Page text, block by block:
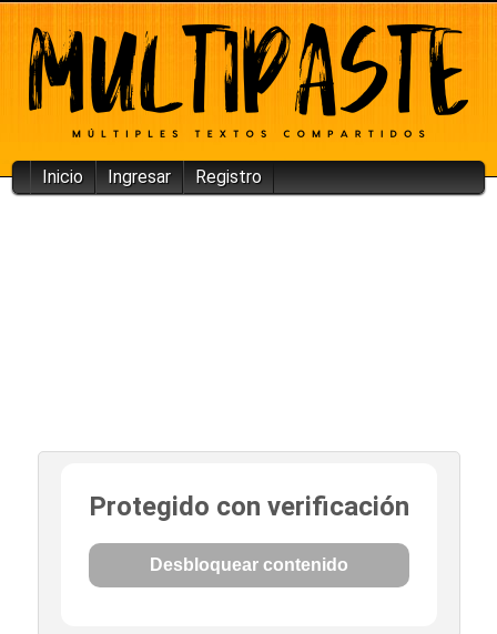
Inicio Ingresar Registro
Protegido con verificación
Desbloquear contenido